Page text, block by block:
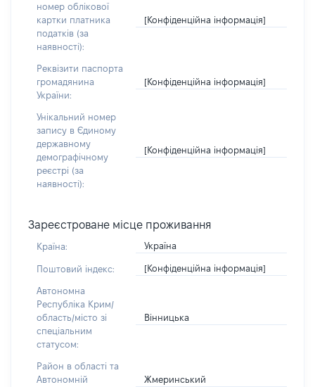
номер облікової
картки платника
податків (за
наявності):
[Конфіденційна інформація]
Реквізити паспорта
громадянина
України:
[Конфіденційна інформація]
Унікальний номер
запису в Єдиному
державному
демографічному
реєстрі (за
наявності):
[Конфіденційна інформація]
Зареєстроване місце проживання
Країна: Україна
Поштовий індекс: [Конфіденційна інформація]
Автономна
Республіка Крим/
область/місто зі
спеціальним
статусом:
Вінницька
Район в області та
Автономній
Жмеринський